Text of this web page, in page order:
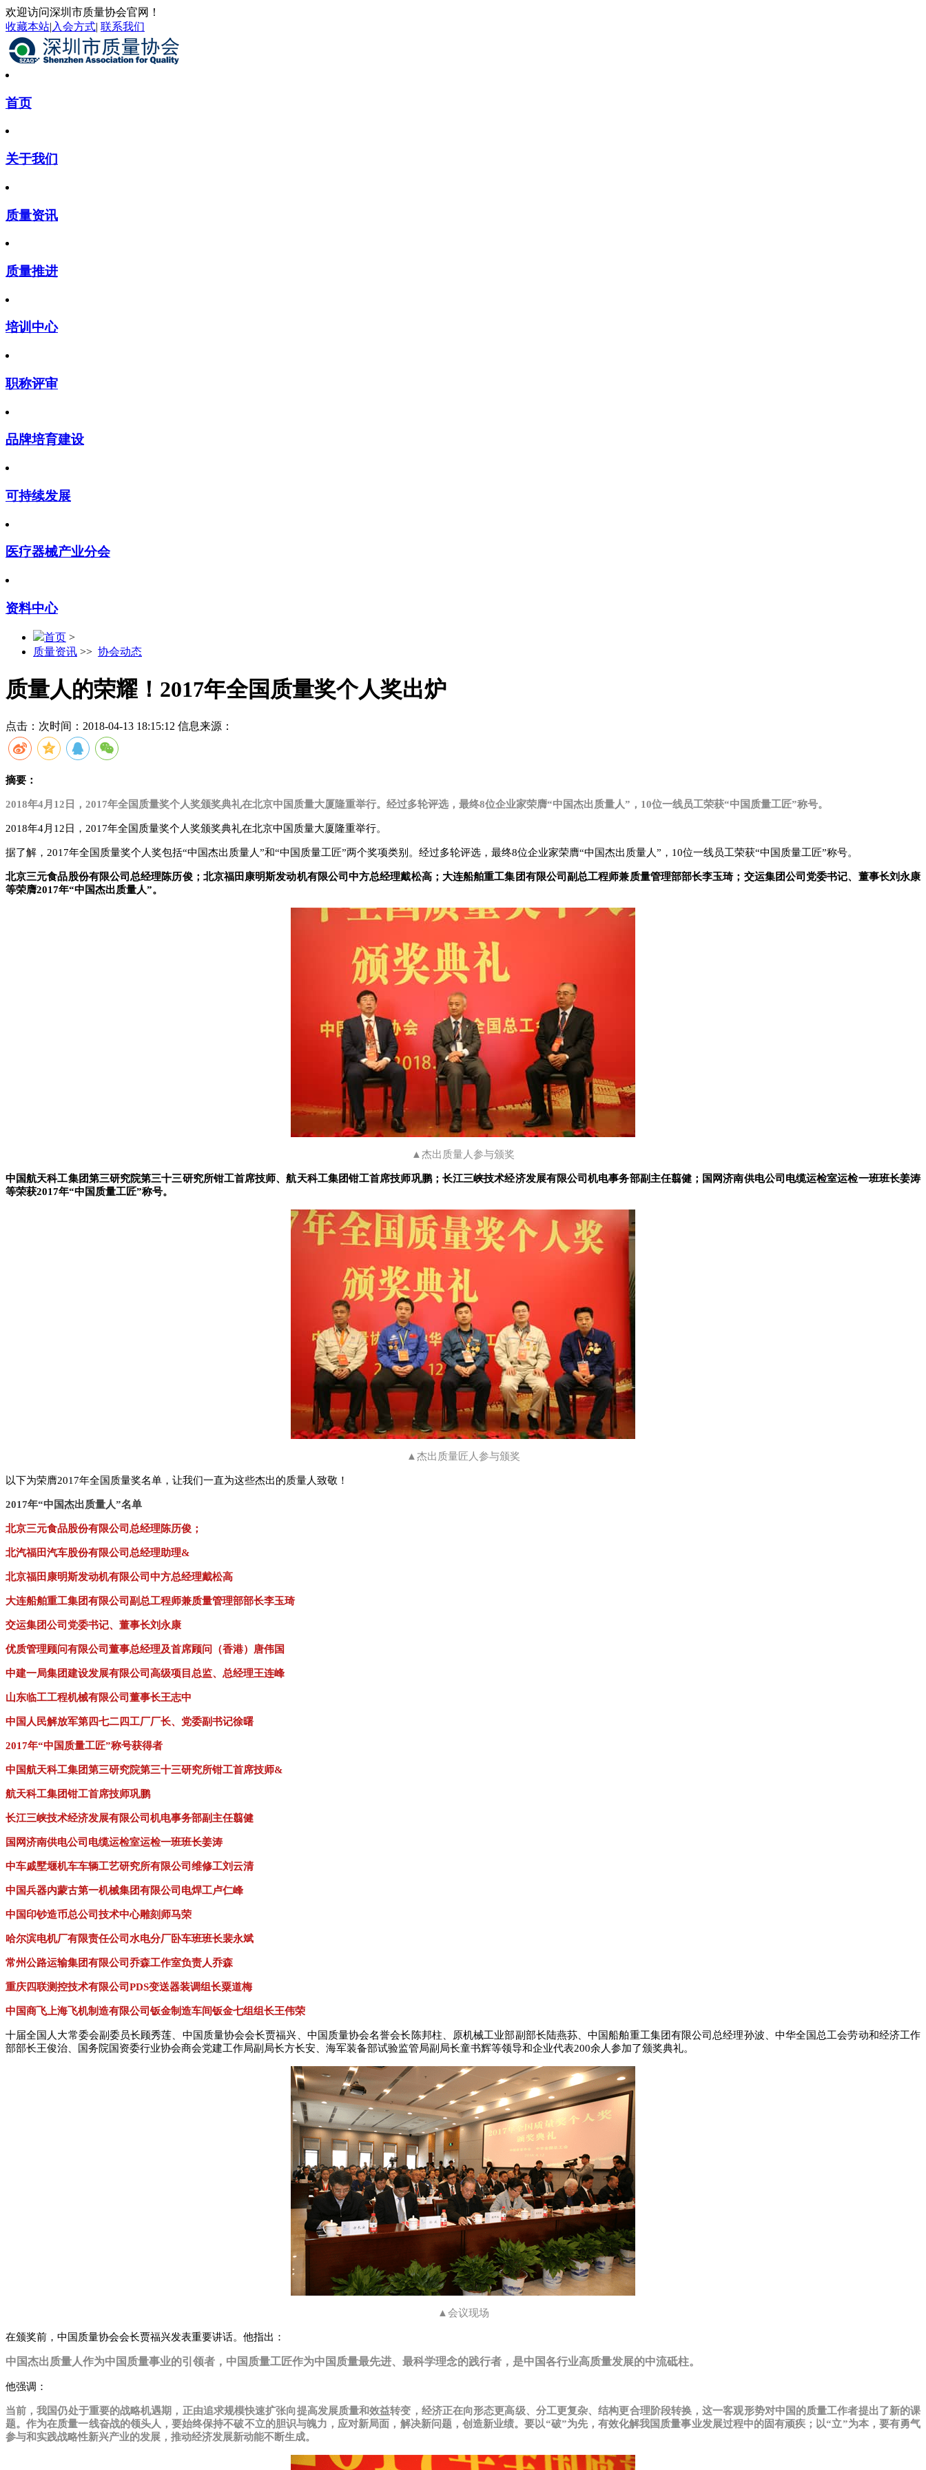
欢迎访问深圳市质量协会官网！
收藏本站| 入会方式| 联系我们
首页
关于我们
质量资讯
质量推进
培训中心
职称评审
品牌培育建设
可持续发展
医疗器械产业分会
资料中心
首页 >
质量资讯 >> 协会动态
质量人的荣耀！2017年全国质量奖个人奖出炉
点击： 次时间：2018-04-13 18:15:12 信息来源：
摘要：
2018年4月12日，2017年全国质量奖个人奖颁奖典礼在北京中国质量大厦隆重举行。经过多轮评选，最终8位企业家荣膺“中国杰出质量人”，10位一线员工荣获“中国质量工匠”称号。
2018年4月12日，2017年全国质量奖个人奖颁奖典礼在北京中国质量大厦隆重举行。
据了解，2017年全国质量奖个人奖包括“中国杰出质量人”和“中国质量工匠”两个奖项类别。经过多轮评选，最终8位企业家荣膺“中国杰出质量人”，10位一线员工荣获“中国质量工匠”称号。
北京三元食品股份有限公司总经理陈历俊；北京福田康明斯发动机有限公司中方总经理戴松高；大连船舶重工集团有限公司副总工程师兼质量管理部部长李玉琦；交运集团公司党委书记、董事长刘永康
等荣膺2017年“中国杰出质量人”。
▲杰出质量人参与颁奖
中国航天科工集团第三研究院第三十三研究所钳工首席技师、航天科工集团钳工首席技师巩鹏；长江三峡技术经济发展有限公司机电事务部副主任翦健；国网济南供电公司电缆运检室运检一班班长姜涛
等荣获2017年“中国质量工匠”称号。
▲杰出质量匠人参与颁奖
以下为荣膺2017年全国质量奖名单，让我们一直为这些杰出的质量人致敬！
2017年“中国杰出质量人”名单
北京三元食品股份有限公司总经理陈历俊；
北汽福田汽车股份有限公司总经理助理&
北京福田康明斯发动机有限公司中方总经理戴松高
大连船舶重工集团有限公司副总工程师兼质量管理部部长李玉琦
交运集团公司党委书记、董事长刘永康
优质管理顾问有限公司董事总经理及首席顾问（香港）唐伟国
中建一局集团建设发展有限公司高级项目总监、总经理王连峰
山东临工工程机械有限公司董事长王志中
中国人民解放军第四七二四工厂厂长、党委副书记徐曙
2017年“中国质量工匠”称号获得者
中国航天科工集团第三研究院第三十三研究所钳工首席技师&
航天科工集团钳工首席技师巩鹏
长江三峡技术经济发展有限公司机电事务部副主任翦健
国网济南供电公司电缆运检室运检一班班长姜涛
中车戚墅堰机车车辆工艺研究所有限公司维修工刘云清
中国兵器内蒙古第一机械集团有限公司电焊工卢仁峰
中国印钞造币总公司技术中心雕刻师马荣
哈尔滨电机厂有限责任公司水电分厂卧车班班长裴永斌
常州公路运输集团有限公司乔森工作室负责人乔森
重庆四联测控技术有限公司PDS变送器装调组长粟道梅
中国商飞上海飞机制造有限公司钣金制造车间钣金七组组长王伟荣
十届全国人大常委会副委员长顾秀莲、中国质量协会会长贾福兴、中国质量协会名誉会长陈邦柱、原机械工业部副部长陆燕荪、中国船舶重工集团有限公司总经理孙波、中华全国总工会劳动和经济工作
部部长王俊治、国务院国资委行业协会商会党建工作局副局长方长安、海军装备部试验监管局副局长童书辉等领导和企业代表200余人参加了颁奖典礼。
▲会议现场
在颁奖前，中国质量协会会长贾福兴发表重要讲话。他指出：
中国杰出质量人作为中国质量事业的引领者，中国质量工匠作为中国质量最先进、最科学理念的践行者，是中国各行业高质量发展的中流砥柱。
他强调：
当前，我国仍处于重要的战略机遇期，正由追求规模快速扩张向提高发展质量和效益转变，经济正在向形态更高级、分工更复杂、结构更合理阶段转换，这一客观形势对中国的质量工作者提出了新的课
题。作为在质量一线奋战的领头人，要始终保持不破不立的胆识与魄力，应对新局面，解决新问题，创造新业绩。要以“破”为先，有效化解我国质量事业发展过程中的固有顽疾；以“立”为本，要有勇气
参与和实践战略性新兴产业的发展，推动经济发展新动能不断生成。